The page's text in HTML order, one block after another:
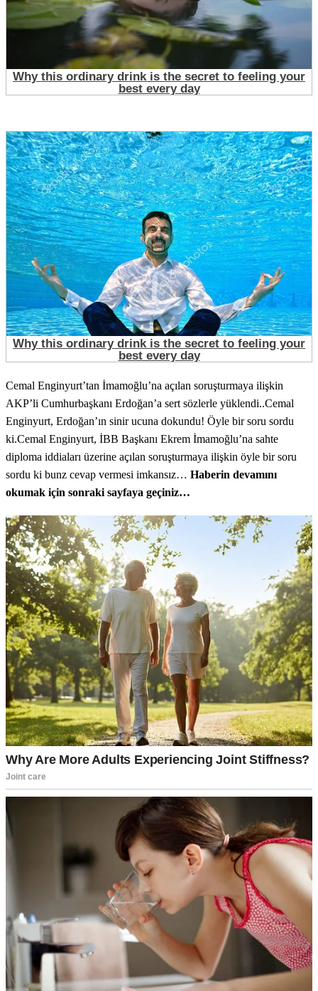
Cemal Enginyurt’tan İmamoğlu’na açılan soruşturmaya ilişkin
AKP’li Cumhurbaşkanı Erdoğan’a sert sözlerle yüklendi..Cemal
Enginyurt, Erdoğan’ın sinir ucuna dokundu! Öyle bir soru sordu
ki.Cemal Enginyurt, İBB Başkanı Ekrem İmamoğlu’na sahte
diploma iddiaları üzerine açılan soruşturmaya ilişkin öyle bir soru
sordu ki bunz cevap vermesi imkansız… Haberin devamını
okumak için sonraki sayfaya geçiniz…